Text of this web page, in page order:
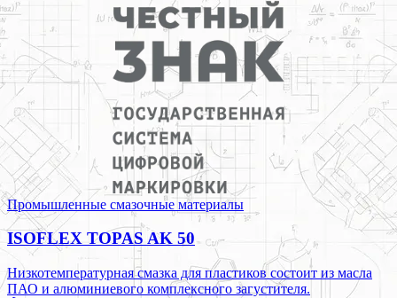
Промышленные смазочные материалы
ISOFLEX TOPAS AK 50
Низкотемпературная смазка для пластиков состоит из масла
ПАО и алюминиевого комплексного загустителя.